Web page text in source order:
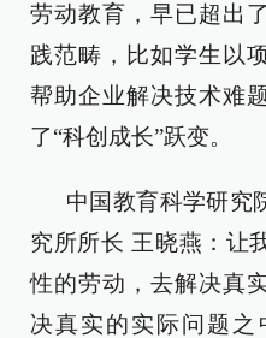
劳动教育，早已超出
践范畴，比如学生以
帮助企业解决技术难
了“科创成长”跃变。
中国教育科学研究
究所所长 王晓燕：让
性的劳动，去解决真
决真实的实际问题